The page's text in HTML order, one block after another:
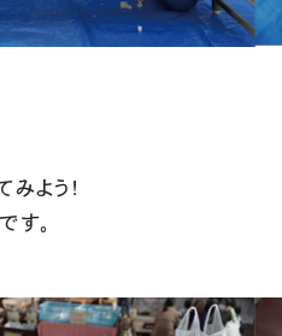
よう！
す。